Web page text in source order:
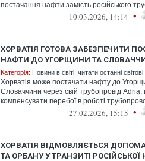
постачання нафти замість російського
10.03.2026, 14:14 •
ХОРВАТІЯ ГОТОВА ЗАБЕЗПЕЧИТИ
НАФТИ ДО УГОРЩИНИ ТА
Категорія: Новини в світі: читати останні
Хорватія може постачати нафту до
Словаччини через свій трубопровід
компенсувати перебої в роботі
27.02.2026, 15:15 •
ХОРВАТІЯ ВІДМОВЛЯЄТЬСЯ
ТА ОРБАНУ У ТРАНЗИТІ РОСІЙСЬКОЇ